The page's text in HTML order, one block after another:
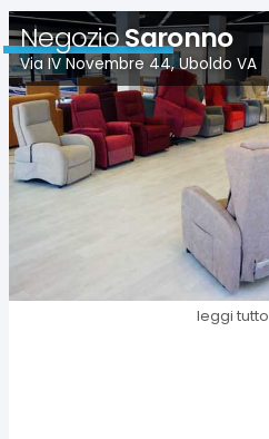
NegozioSaronno
Via IV Novembre 44, Uboldo VA
leggi tutto